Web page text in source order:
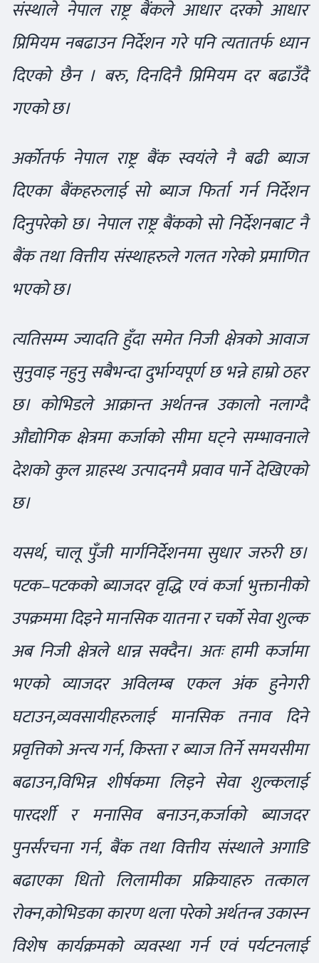
संस्थाले नेपाल राष्ट्र बैंकले आधार दरको आधार
प्रिमियम नबढाउन निर्देशन गरे पनि त्यतातर्फ ध्यान
दिएको छैन । बरु, दिनदिनै प्रिमियम दर बढाउँदै
गएको छ।
अर्कोतर्फ नेपाल राष्ट्र बैंक स्वयंले नै बढी ब्याज
दिएका बैंकहरुलाई सो ब्याज फिर्ता गर्न निर्देशन
दिनुपरेको छ। नेपाल राष्ट्र बैंकको सो निर्देशनबाट नै
बैंक तथा वित्तीय संस्थाहरुले गलत गरेको प्रमाणित
भएको छ।
त्यतिसम्म ज्यादति हुँदा समेत निजी क्षेत्रको आवाज
सुनुवाइ नहुनु सबैभन्दा दुर्भाग्यपूर्ण छ भन्ने हाम्रो ठहर
छ। कोभिडले आक्रान्त अर्थतन्त्र उकालो नलाग्दै
औद्योगिक क्षेत्रमा कर्जाको सीमा घट्ने सम्भावनाले
देशको कुल ग्राहस्थ उत्पादनमै प्रवाव पार्ने देखिएको
छ।
यसर्थ, चालू पुँजी मार्गनिर्देशनमा सुधार जरुरी छ।
पटक–पटकको ब्याजदर वृद्धि एवं कर्जा भुक्तानीको
उपक्रममा दिइने मानसिक यातना र चर्को सेवा शुल्क
अब निजी क्षेत्रले धान्न सक्दैन। अतः हामी कर्जामा
भएको व्याजदर अविलम्ब एकल अंंक हुनेगरी
घटाउन,व्यवसायीहरुलाई मानसिक तनाव दिने
प्रवृत्तिको अन्त्य गर्न, किस्ता र ब्याज तिर्ने समयसीमा
बढाउन,विभिन्न शीर्षकमा लिइने सेवा शुल्कलाई
पारदर्शी र मनासिव बनाउन,कर्जाको ब्याजदर
पुनर्संरचना गर्न, बैंक तथा वित्तीय संस्थाले अगाडि
बढाएका धितो लिलामीका प्रक्रियाहरु तत्काल
रोक्न,कोभिडका कारण थला परेको अर्थतन्त्र उकास्न
विशेष कार्यक्रमको व्यवस्था गर्न एवं पर्यटनलाई